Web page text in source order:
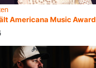
Americana Music Award